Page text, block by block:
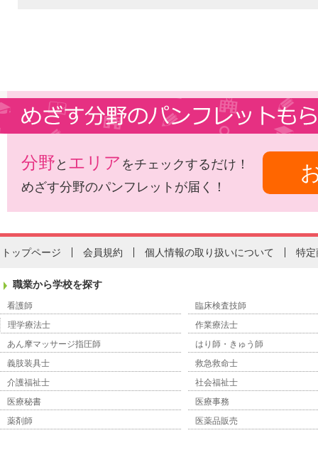
分野 と エリア をチェックするだけ！
めざす分野のパンフレットが届く！
トップページ 会員規約 個人情報の取り扱いについて 特定
職業から学校を探す
看護師
臨床検査技師
理学療法士
作業療法士
あん摩マッサージ指圧師
はり師・きゅう師
義肢装具士
救急救命士
介護福祉士
社会福祉士
医療秘書
医療事務
薬剤師
医薬品販売